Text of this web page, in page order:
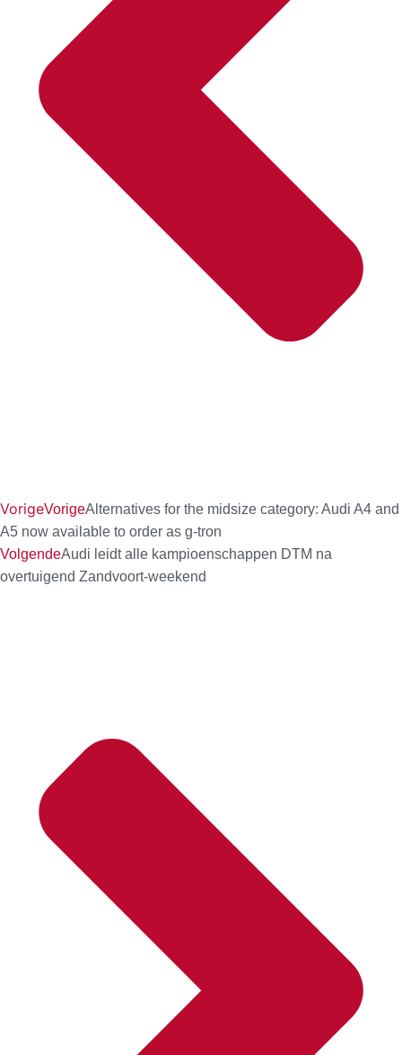
VorigeVorigeAlternatives for the midsize category: Audi A4 and
A5 now available to order as g-tron
VolgendeAudi leidt alle kampioenschappen DTM na
overtuigend Zandvoort-weekend